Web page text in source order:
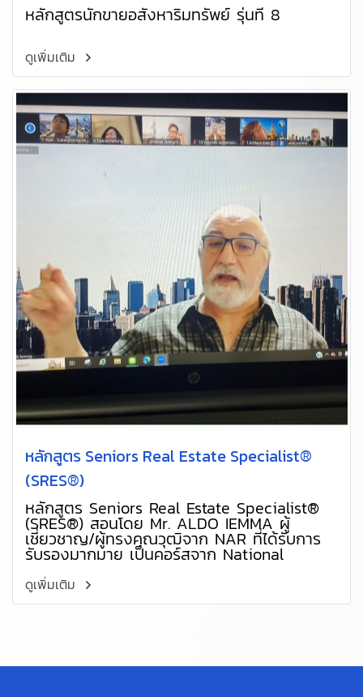
หลักสูตรนักขายอสังหาริมทรัพย์ รุ่นที่ 8
ดูเพิ่มเติม
หลักสูตร Seniors Real Estate Specialist®
(SRES®)
หลักสูตร Seniors Real Estate Specialist®
(SRES®) สอนโดย Mr. ALDO IEMMA ผู้
เชี่ยวชาญ/ผู้ทรงคุณวุฒิจาก NAR ที่ได้รับการ
รับรองมากมาย เป็นคอร์สจาก National
Association of REALTORS®
ดูเพิ่มเติม